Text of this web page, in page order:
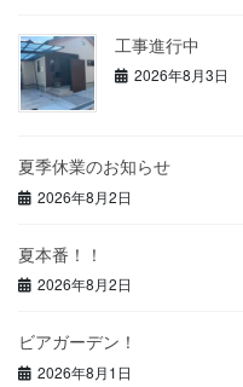
工事進行中
2026年8月3日
夏季休業のお知らせ
2026年8月2日
夏本番！！
2026年8月2日
ビアガーデン！
2026年8月1日